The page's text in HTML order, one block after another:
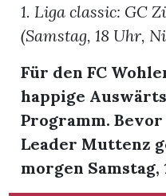
1. Liga classic: GC
(Samstag, 18 Uhr,
Für den FC
happige
Programm. Bevor
Leader Muttenz
morgen Samstag,